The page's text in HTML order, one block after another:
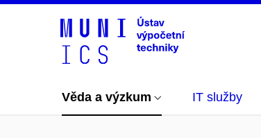
Věda a výzkum IT služby